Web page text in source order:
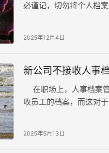
必谨记，切勿将个人档
2025年12月4日
新公司不接收人事
在职场上，人事档案
收员工的档案，而这对
2025年5月13日